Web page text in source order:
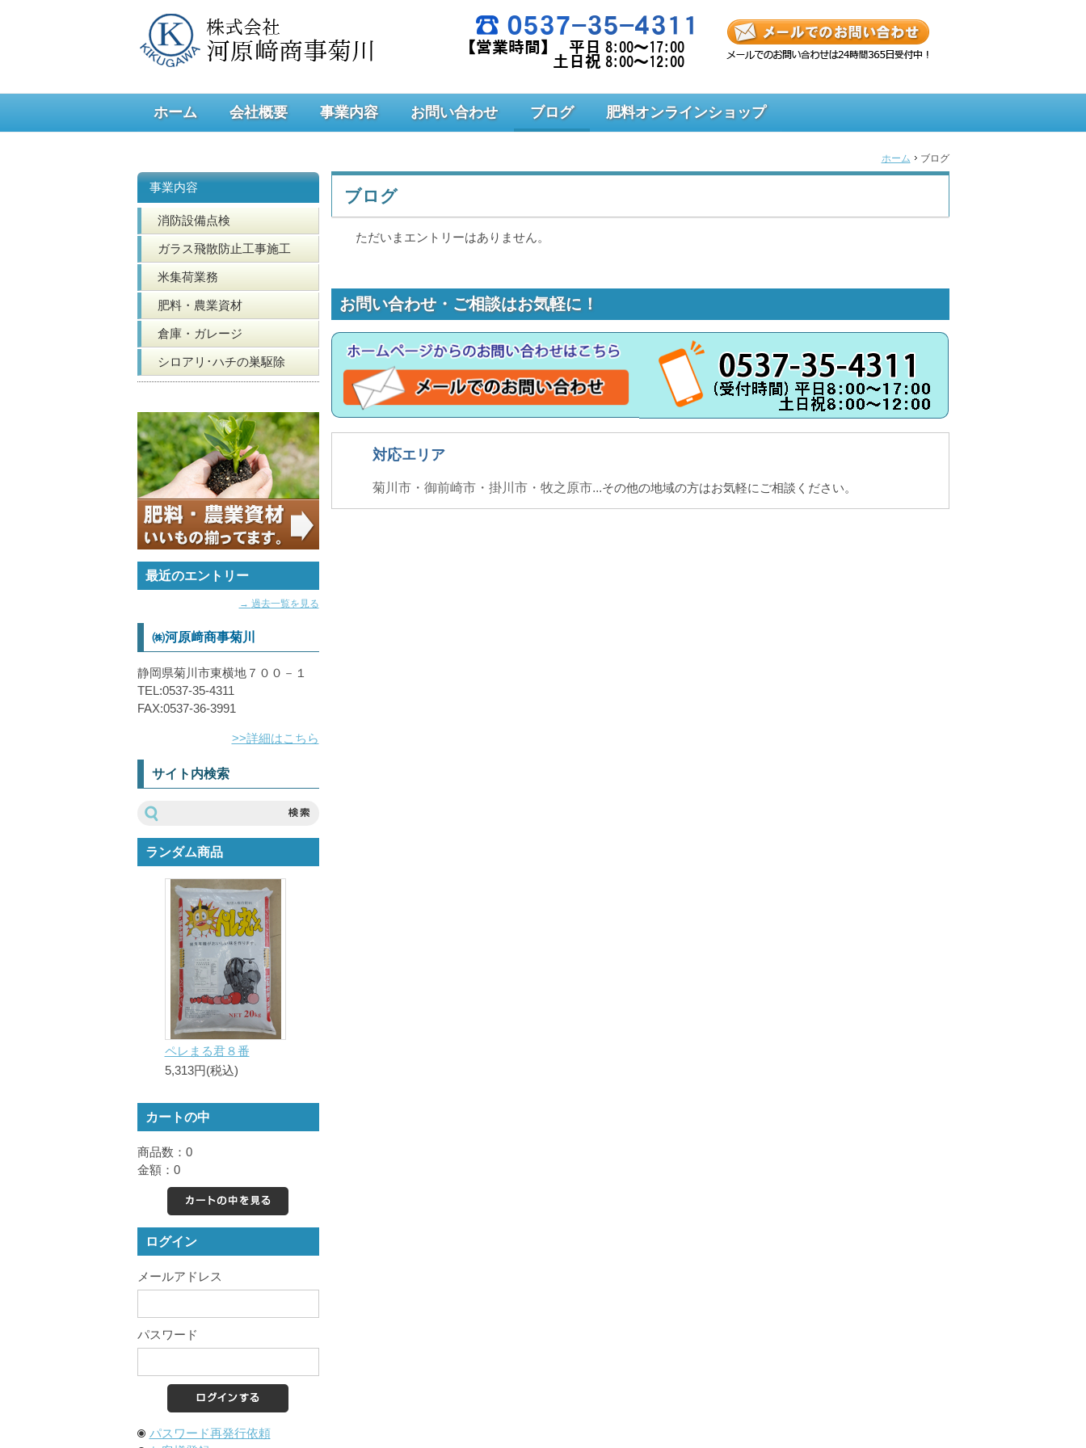
ホーム 会社概要 事業内容 お問い合わせ ブログ 肥料オンラインショップ
ホーム ブログ
ブログ
ただいまエントリーはありません。
お問い合わせ・ご相談はお気軽に！
対応エリア
菊川市・御前崎市・掛川市・牧之原市...その他の地域の方はお気軽にご相談ください。
事業内容
消防設備点検
ガラス飛散防止工事施工
米集荷業務
肥料・農業資材
倉庫・ガレージ
シロアリ･ハチの巣駆除
最近のエントリー
過去一覧を見る
㈱河原﨑商事菊川
静岡県菊川市東横地７００－１
TEL:0537-35-4311
FAX:0537-36-3991
>>詳細はこちら
サイト内検索
ランダム商品
ペレまる君８番
5,313円(税込)
カートの中
商品数：0
金額：0
ログイン
メールアドレス
パスワード
パスワード再発行依頼